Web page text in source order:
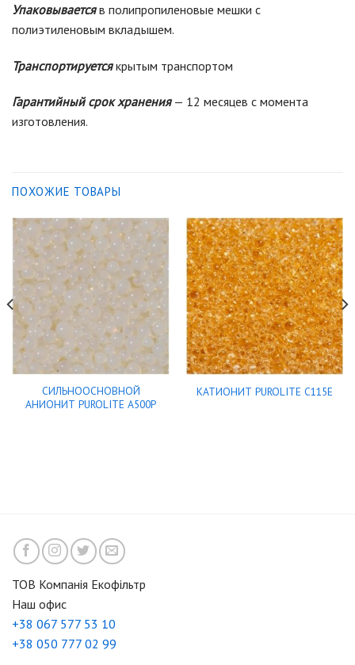
Упаковываетсяв полипропиленовые мешки с
полиэтиленовым вкладышем.
Транспортируетсякрытым транспортом
Гарантийный срок хранения— 12 месяцев с момента
изготовления.
ПОХОЖИЕ ТОВАРЫ
СИЛЬНООСНОВНОЙ
АНИОНИТ PUROLITE A500P
КАТИОНИТ PUROLITE C115E
ТОВ Компанія Екофільтр
Наш офис
+38 067 577 53 10
+38 050 777 02 99